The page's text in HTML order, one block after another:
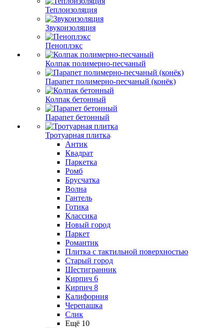
Теплоизоляция
Звукоизоляция
Пеноплэкс
Колпак полимерно-песчаный
Парапет полимерно-песчаный (конёк)
Колпак бетонный
Парапет бетонный
Тротуарная плитка
Антик
Квадрат
Паркетка
Ромб
Брусчатка
Волна
Гантель
Готика
Классика
Новый город
Паркет
Романтик
Плитка с тактильной поверхностью
Старый город
Шестигранник
Кирпич 6
Кирпич 8
Калифорния
Черепашка
Слик
Ещё 10